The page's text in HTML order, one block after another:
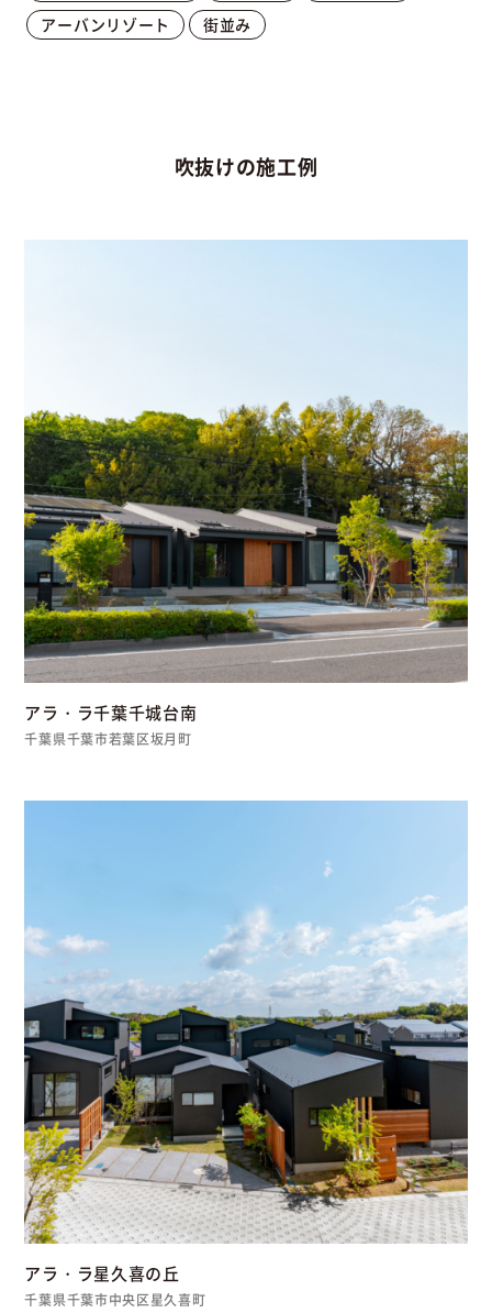
アーバンリゾート
街並み
吹抜けの施工例
アラ・ラ千葉千城台南
千葉県千葉市若葉区坂月町
アラ・ラ星久喜の丘
千葉県千葉市中央区星久喜町